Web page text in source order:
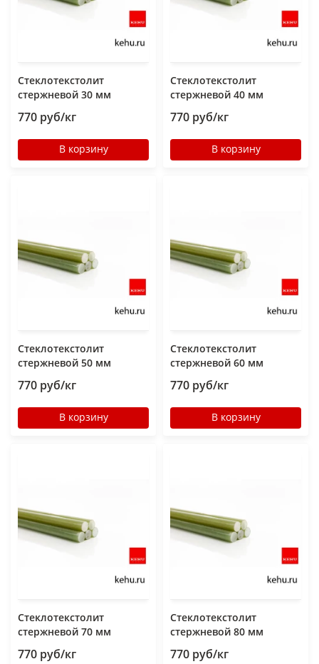
Стеклотекстолит
стержневой 30 мм
770 руб/кг
В корзину
Стеклотекстолит
стержневой 40 мм
770 руб/кг
В корзину
Стеклотекстолит
стержневой 50 мм
770 руб/кг
В корзину
Стеклотекстолит
стержневой 60 мм
770 руб/кг
В корзину
Стеклотекстолит
стержневой 70 мм
770 руб/кг
Стеклотекстолит
стержневой 80 мм
770 руб/кг